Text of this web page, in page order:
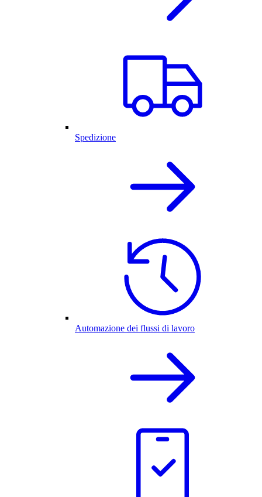
Spedizione
Automazione dei flussi di lavoro